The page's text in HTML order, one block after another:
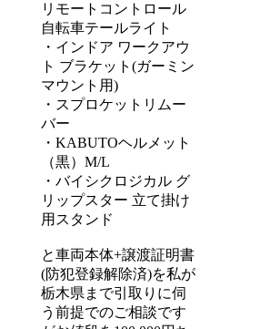
リモートコントロール
自転車テールライト
・インドア ワークアウ
ト ブラケット(ガーミン
マウント用)
・スプロケットリムー
バー
・KABUTOヘルメット
（黒）M/L
・バイシクロジカル グ
リップスター 立て掛け
用スタンド
と車両本体+譲渡証明書
(防犯登録解除済)を私が
栃木県まで引取りに伺
う前提でのご相談です